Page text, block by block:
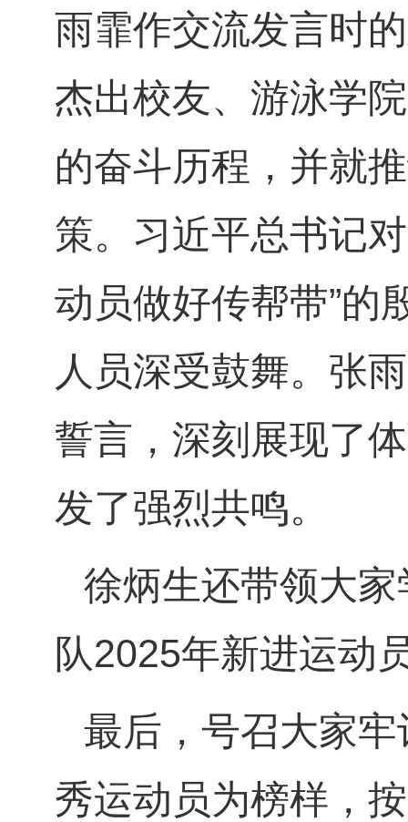
雨霏作交流发言时
杰出校友、游泳学
的奋斗历程，并就
策。习近平总书记
动员做好传帮带”的
人员深受鼓舞。张
誓言，深刻展现了
发了强烈共鸣。
徐炳生还带领大
队2025年新进运动
最后，号召大家
秀运动员为榜样，